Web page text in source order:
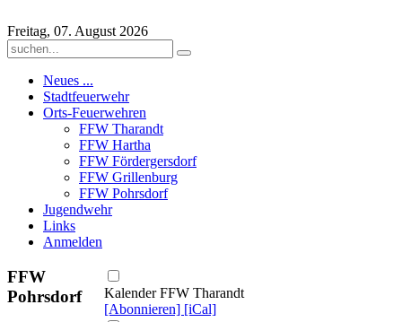
Freitag, 07. August 2026
Neues ...
Stadtfeuerwehr
Orts-Feuerwehren
FFW Tharandt
FFW Hartha
FFW Fördergersdorf
FFW Grillenburg
FFW Pohrsdorf
Jugendwehr
Links
Anmelden
Kalender FFW Tharandt
[Abonnieren] [iCal]
FFW
Pohrsdorf